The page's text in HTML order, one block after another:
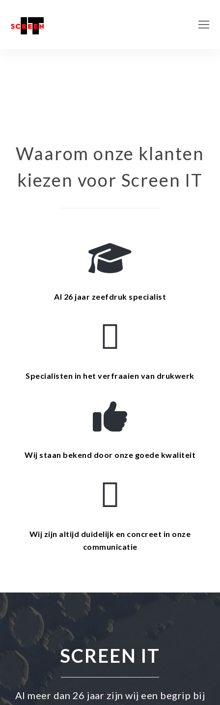
Waarom onze klanten
kiezen voor Screen IT
Al 26 jaar zeefdruk specialist
Specialisten in het verfraaien van drukwerk
Wij staan bekend door onze goede kwaliteit
Wij zijn altijd duidelijk en concreet in onze
communicatie
SCREEN IT
Al meer dan 26 jaar zijn wij een begrip bij